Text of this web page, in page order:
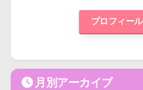
プロフィー
月別アーカイブ